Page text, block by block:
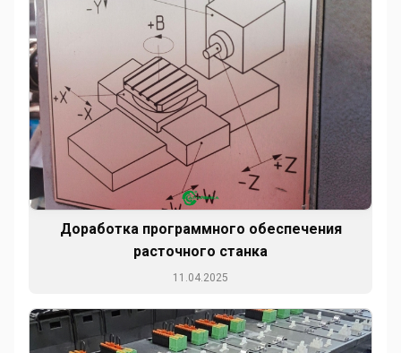
Доработка программного обеспечения
расточного станка
11.04.2025